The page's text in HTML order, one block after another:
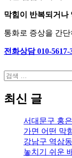
막힘이 반복되거나
통화로 증상을 간
전화상담 010-5617-
최신 글
서대문구 홍
가면 어떤 막
강남구 역삼
놓치기 쉬운